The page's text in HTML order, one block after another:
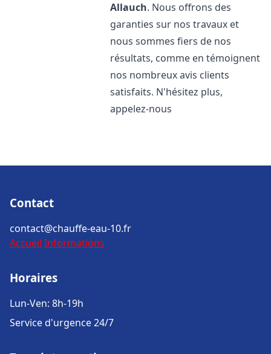
Allauch. Nous offrons des
garanties sur nos travaux et
nous sommes fiers de nos
résultats, comme en témoignent
nos nombreux avis clients
satisfaits. N'hésitez plus,
appelez-nous
Contact
contact@chauffe-eau-10.fr
Accueil Informations
Horaires
Lun-Ven: 8h-19h
Service d'urgence 24/7